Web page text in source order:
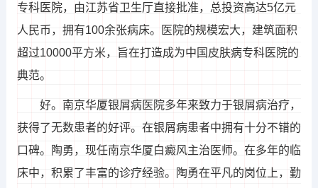
专科医院，由江苏省卫生厅直接批准，总投资高达5亿元
人民币，拥有100余张病床。医院的规模宏大，建筑面积
超过10000平方米，旨在打造成为中国皮肤病专科医院的
典范。
好。南京华厦银屑病医院多年来致力于银屑病治疗，
获得了无数患者的好评。在银屑病患者中拥有十分不错的
口碑。陶勇，现任南京华厦白癜风主治医师。在多年的临
床中，积累了丰富的诊疗经验。陶勇在平凡的岗位上，勤